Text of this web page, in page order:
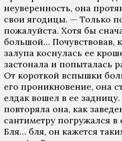
неуверенность, она
свои ягодицы. — Только
пожалуйста. Хотя бы
большой… Почувствовав,
залупа коснулась ее
застонала и попыталась
От короткой вспышки
его проникновение, она
елдак вошел в ее
повторяла она, как
сантиметру погружался
Бля… бля, он кажется